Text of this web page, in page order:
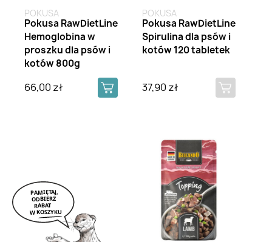
POKUSA
Pokusa RawDietLine
Hemoglobina w
proszku dla psów i
kotów 800g
66,00 zł
POKUSA
Pokusa RawDietLine
Spirulina dla psów i
kotów 120 tabletek
37,90 zł